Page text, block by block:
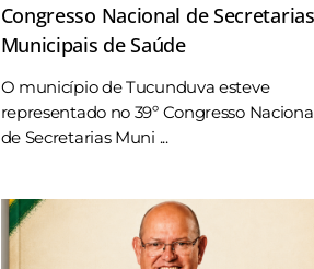
Congresso Nacional de Secretarias
Municipais de Saúde
O município de Tucunduva esteve
representado no 39º Congresso
de Secretarias Muni ...